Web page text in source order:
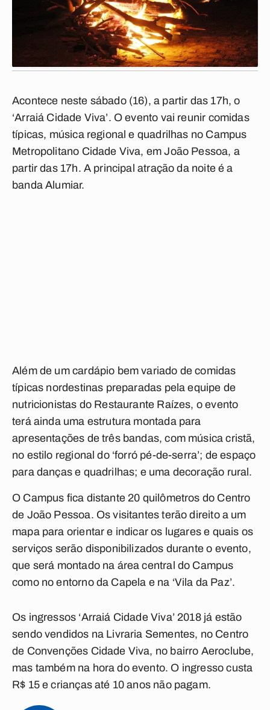
Acontece neste sábado (16), a partir das 17h, o
‘Arraiá Cidade Viva’. O evento vai reunir comidas
típicas, música regional e quadrilhas no Campus
Metropolitano Cidade Viva, em João Pessoa, a
partir das 17h. A principal atração da noite é a
banda Alumiar.
Além de um cardápio bem variado de comidas
típicas nordestinas preparadas pela equipe de
nutricionistas do Restaurante Raízes, o evento
terá ainda uma estrutura montada para
apresentações de três bandas, com música cristã,
no estilo regional do ‘forró pé-de-serra’; de espaço
para danças e quadrilhas; e uma decoração rural.
O Campus fica distante 20 quilômetros do Centro
de João Pessoa. Os visitantes terão direito a um
mapa para orientar e indicar os lugares e quais os
serviços serão disponibilizados durante o evento,
que será montado na área central do Campus
como no entorno da Capela e na ‘Vila da Paz’.
Os ingressos ‘Arraiá Cidade Viva’ 2018 já estão
sendo vendidos na Livraria Sementes, no Centro
de Convenções Cidade Viva, no bairro Aeroclube,
mas também na hora do evento. O ingresso custa
R$ 15 e crianças até 10 anos não pagam.